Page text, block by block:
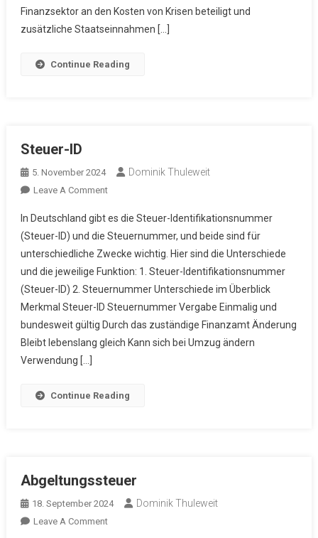
Finanzsektor an den Kosten von Krisen beteiligt und
zusätzliche Staatseinnahmen […]
Continue Reading
Steuer-ID
5. November 2024 Dominik Thuleweit
Leave A CommentOn
ID
In Deutschland gibt es die Steuer-Identifikationsnummer
(Steuer-ID) und die Steuernummer, und beide sind für
unterschiedliche Zwecke wichtig. Hier sind die Unterschiede
und die jeweilige Funktion: 1. Steuer-Identifikationsnummer
(Steuer-ID) 2. Steuernummer Unterschiede im Überblick
Merkmal Steuer-ID Steuernummer Vergabe Einmalig und
bundesweit gültig Durch das zuständige Finanzamt Änderung
Bleibt lebenslang gleich Kann sich bei Umzug ändern
Verwendung […]
Continue Reading
Abgeltungssteuer
18. September 2024 Dominik Thuleweit
Leave A CommentOn